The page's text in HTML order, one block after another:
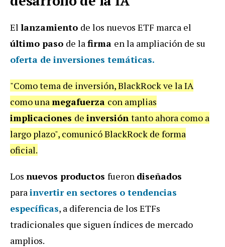
El lanzamiento de los nuevos ETF marca el
último paso de lafirma en la ampliación de su
oferta de inversiones temáticas.
"Como tema de inversión, BlackRock ve la IA
como unamegafuerza con amplias
implicaciones de inversión tanto ahora como a
largo plazo", comunicó BlackRock de forma
oficial.
Los nuevos productos fueron diseñados
parainvertir en sectores o tendencias
específicas, a diferencia de los ETFs
tradicionales que siguen índices de mercado
amplios.